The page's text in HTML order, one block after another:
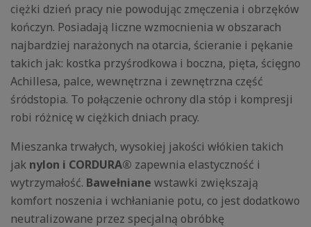
ciężki dzień pracy nie powodując zmęczenia i obrzęków
kończyn. Posiadają liczne wzmocnienia w obszarach
najbardziej narażonych na otarcia, ścieranie i pękanie
takich jak: kostka przyśrodkowa i boczna, pięta, ścięgno
Achillesa, palce, wewnętrzna i zewnętrzna część
śródstopia. To połączenie ochrony dla stóp i kompresji
robi różnicę w ciężkich dniach pracy.
Mieszanka trwałych, wysokiej jakości włókien takich
jak nylon i CORDURA® zapewnia elastyczność i
wytrzymałość. Bawełniane wstawki zwiększają
komfort noszenia i wchłanianie potu, co jest dodatkowo
neutralizowane przez specjalną obróbkę